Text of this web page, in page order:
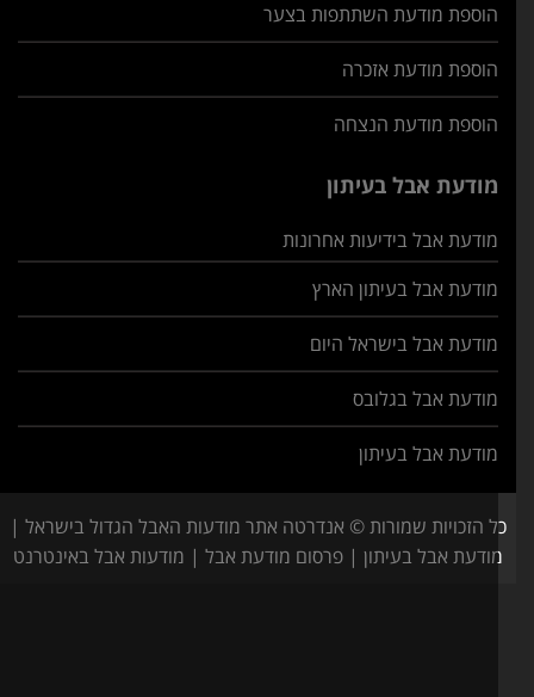
הוספת מודעת השתתפות בצער
הוספת מודעת אזכרה
הוספת מודעת הנצחה
מודעת אבל בעיתון
מודעת אבל בידיעות אחרונות
מודעת אבל בעיתון הארץ
מודעת אבל בישראל היום
מודעת אבל בגלובס
מודעת אבל בעיתון
הזכויות שמורות © אנדרטה אתר מודעות האבל הגדול בישראל |
אבל בעיתון | פרסום מודעת אבל | מודעות אבל באינטרנט